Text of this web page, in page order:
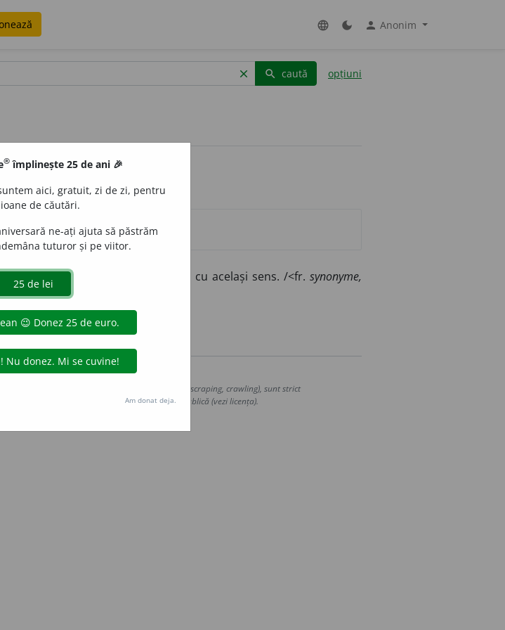
language dark_mode person Anonim
clear search caută opțiuni
sau expresii)Care are sens identic; cu același sens. /<fr.synonyme,
dexonline (https://dexonline.ro)
prin orice metode de extragere automată (web scraping, crawling), sunt strict
seturilor de date oferite oficial spre utilizare publică (vezi licența).
® împlinește 25 de ani 🎉
aici, gratuit, zi de zi, pentru
de căutări.
ne-ați ajuta să păstrăm
tuturor și pe viitor.
Am donat deja.